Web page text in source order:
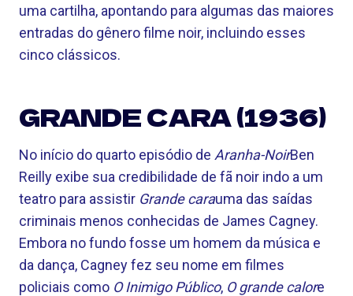
uma cartilha, apontando para algumas das maiores
entradas do gênero filme noir, incluindo esses
cinco clássicos.
GRANDE CARA (1936)
No início do quarto episódio de Aranha-NoirBen
Reilly exibe sua credibilidade de fã noir indo a um
teatro para assistir Grande carauma das saídas
criminais menos conhecidas de James Cagney.
Embora no fundo fosse um homem da música e
da dança, Cagney fez seu nome em filmes
policiais como O Inimigo Público, O grande calore